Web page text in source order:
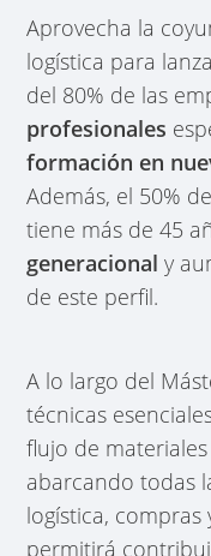
Aprovecha la
logística para
del 80% de las
profesionales
formación en
Además, el 50%
tiene más de 45
generacional y
de este perfil.
A lo largo del
técnicas
flujo de
abarcando todas
logística, compras
permitirá